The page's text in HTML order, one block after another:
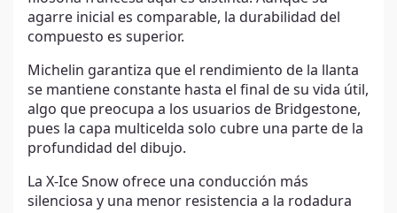
agarre inicial es comparable, la durabilidad del
compuesto es superior.
Michelin garantiza que el rendimiento de la llanta
se mantiene constante hasta el final de su vida útil,
algo que preocupa a los usuarios de Bridgestone,
pues la capa multicelda solo cubre una parte de la
profundidad del dibujo.
La X-Ice Snow ofrece una conducción más
silenciosa y una menor resistencia a la rodadura